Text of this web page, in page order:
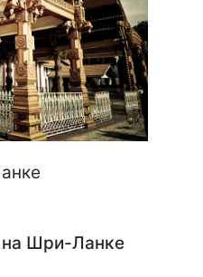
на Шри-Ланке